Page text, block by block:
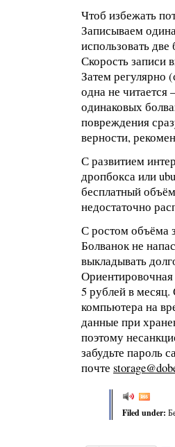
Чтоб избежать
Записываем
использовать
Скорость записи
Затем регулярно
одна не читается
одинаковых
повреждения
верности,
С развитием
дропбокса или
бесплатный
недостаточно
С ростом объёма
Болванок не
выкладывать
Ориентировочная
5 рублей в
компьютера на
данные при
поэтому
забудьте пароль
почте
Filed under: